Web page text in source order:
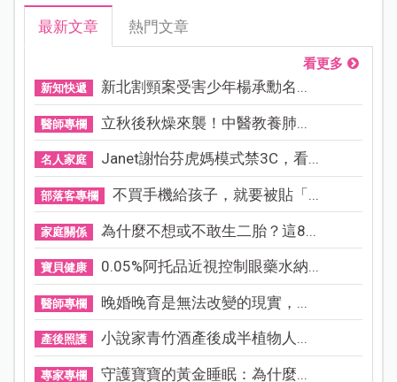
最新文章 熱門文章
看更多
新知快遞 新北割頸案受害少年楊承勳名...
醫師專欄 立秋後秋燥來襲！中醫教養肺...
名人家庭 Janet謝怡芬虎媽模式禁3C，看...
部落客專欄 不買手機給孩子，就要被貼「...
家庭關係 為什麼不想或不敢生二胎？這8...
寶貝健康 0.05%阿托品近視控制眼藥水納...
醫師專欄 晚婚晚育是無法改變的現實，...
產後照護 小說家青竹酒產後成半植物人...
專家專欄 守護寶寶的黃金睡眠：為什麼...